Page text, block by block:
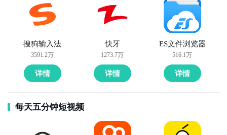
搜狗输入法
3591.2万
详情
快牙
1273.7万
详情
ES文件浏览器
516.1万
详情
每天五分钟短视频